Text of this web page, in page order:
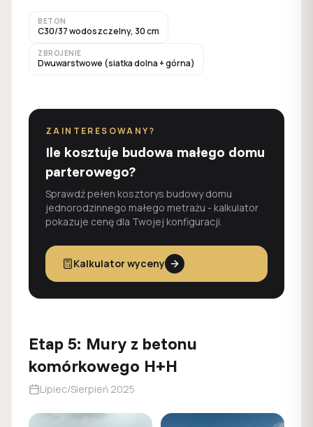
BETON
C30/37 wodoszczelny, 30 cm
ZBROJENIE
Dwuwarstwowe (siatka dolna + górna)
ZAINTERESOWANY?
Ile kosztuje budowa małego domu
parterowego?
Sprawdź pełen kosztorys budowy domu
jednorodzinnego małego metrażu - kalkulator
pokazuje cenę dla Twojej konfiguracji.
Kalkulator wyceny
Etap 5: Mury z betonu
komórkowego H+H
Lipiec/Sierpień 2025